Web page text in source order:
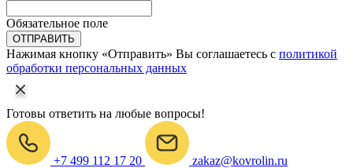
Обязательное поле
ОТПРАВИТЬ
Нажимая кнопку «Отправить» Вы соглашаетесь с политикой
обработки персональных данных
Готовы ответить на любые вопросы!
+7 499 112 17 20 zakaz@kovrolin.ru